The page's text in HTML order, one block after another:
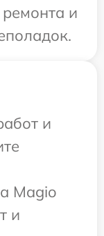
и
и
Magio
и